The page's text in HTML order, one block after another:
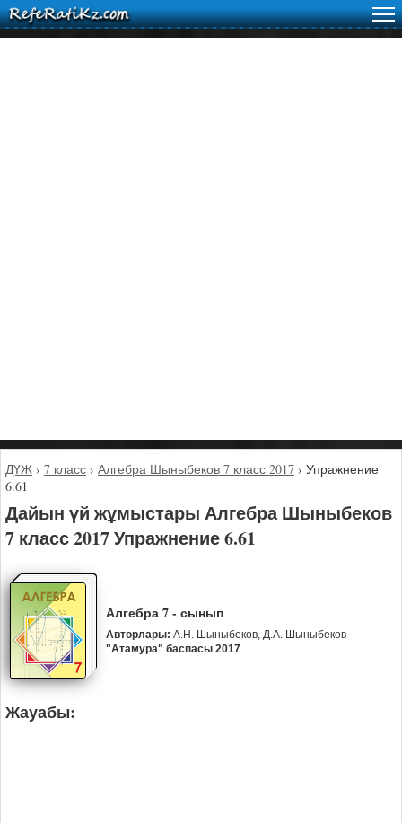
ДҮЖ › 7 класс › Алгебра Шыныбеков 7 класс 2017 › Упражнение
6.61
Дайын үй жұмыстары Алгебра Шыныбеков
7 класс 2017 Упражнение 6.61
Алгебра 7 - сынып
Авторлары: А.Н. Шыныбеков, Д.А. Шыныбеков
"Атамура" баспасы 2017
Жауабы: